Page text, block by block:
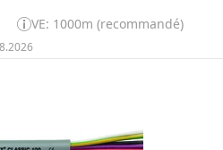
VE: 1000m (recommandé)